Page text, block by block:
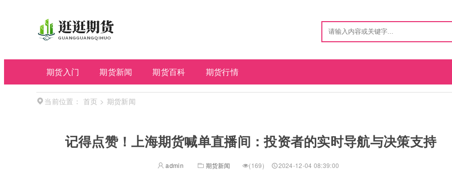
期货入门 期货新闻 期货百科 期货行情
当前位置： 首页 > 期货新闻
记得点赞！上海期货喊单直播间：投资者的实时导航与决策支持
admin 期货新闻 (169) 2024-12-04 08:39:00